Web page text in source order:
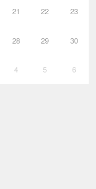
21 22 23
28 29 30
4 5 6